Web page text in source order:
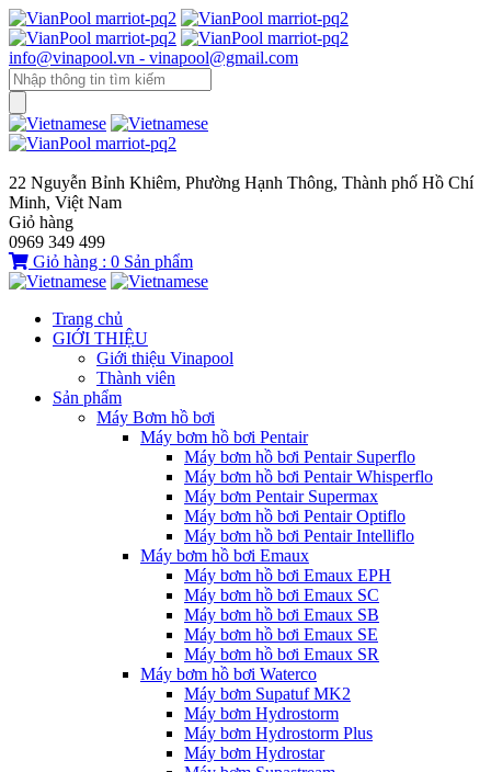
info@vinapool.vn - vinapool@gmail.com
22 Nguyễn Bỉnh Khiêm, Phường Hạnh Thông, Thành phố Hồ Chí
Minh, Việt Nam
Giỏ hàng
0969 349 499
Giỏ hàng : 0 Sản phẩm
Trang chủ
GIỚI THIỆU
Giới thiệu Vinapool
Thành viên
Sản phẩm
Máy Bơm hồ bơi
Máy bơm hồ bơi Pentair
Máy bơm hồ bơi Pentair Superflo
Máy bơm hồ bơi Pentair Whisperflo
Máy bơm Pentair Supermax
Máy bơm hồ bơi Pentair Optiflo
Máy bơm hồ bơi Pentair Intelliflo
Máy bơm hồ bơi Emaux
Máy bơm hồ bơi Emaux EPH
Máy bơm hồ bơi Emaux SC
Máy bơm hồ bơi Emaux SB
Máy bơm hồ bơi Emaux SE
Máy bơm hồ bơi Emaux SR
Máy bơm hồ bơi Waterco
Máy bơm Supatuf MK2
Máy bơm Hydrostorm
Máy bơm Hydrostorm Plus
Máy bơm Hydrostar